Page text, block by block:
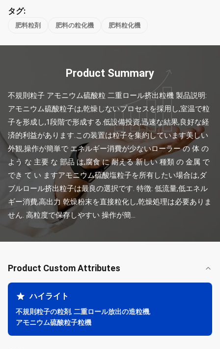
タグ:
肥料粒剤 肥料の粒化機 肥料粒化機
Product Summary
不規則粒子 アモニウム硫酸粒 二重ロール挤出粒機 製品説明:
アモニウム硫酸粒子は,乾燥しないプロセスを採用し,室温で粒
子を形成し,1段階で形成する.低設備投資,迅速な結果,良好な経
済的利益があります.この装置は粒子を集約しています美しい
外観,操作が簡単で エネルギー消費が少ないローラー の 体 の
よう な 主要 な 部品 は,腐食 に 耐える 新しい 種類 の 金属 で
でき て い ますアモニウム硫酸塩粒子を所有したい場合は,ダ
ブルロール挤出粒子は最良の選択です. 特徴: 低流量,低エネル
ギー消費,高出力 乾燥粉末を直接粒化し,乾燥処理は必要ありま
せん. 高粒度で保存しやすい 操作が簡...
Product Custom Attributes
ハイライト
不規則粒子の粒剤, 二重ロール放出の造粒機,
アモニウム硫酸粒子粒機